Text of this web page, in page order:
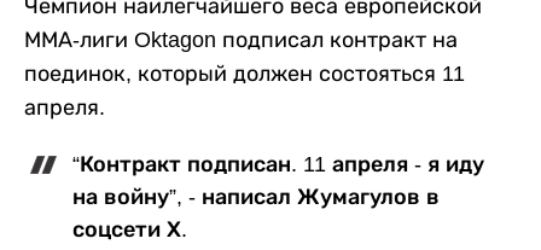
Чемпион наилегчайшего веса европейской
ММА-лиги Oktagon подписал контракт на
поединок, который должен состояться 11
апреля.
“Контракт подписан. 11 апреля - я иду
на войну”, - написал Жумагулов в
соцсети Х.